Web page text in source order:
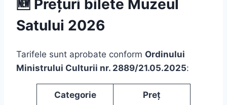
🆕 Prețuri bilete Muzeul
Satului 2026
Tarifele sunt aprobate conform Ordinului
Ministrului Culturii nr. 2889/21.05.2025:
Categorie Preț